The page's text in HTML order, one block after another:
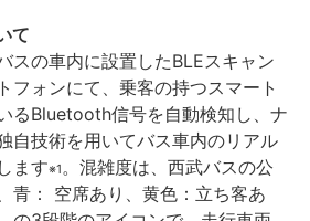
て
スの車内に設置したBLEスキャン
フォンにて、乗客の持つスマート
るBluetooth信号を自動検知し、ナ
自技術を用いてバス車内のリアル
ます※1。混雑度は、西武バスの公
青： 空席あり、黄色：立ち客あ